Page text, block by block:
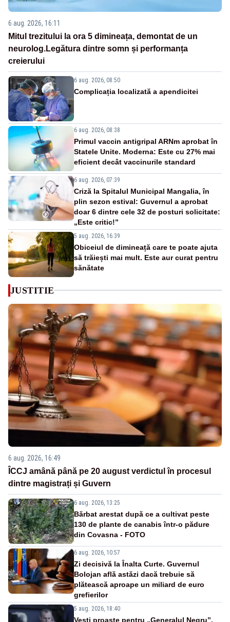
6 aug. 2026, 16:11
Mitul trezitului la ora 5 dimineața, demontat de un
neurolog.Legătura dintre somn și performanța
creierului
6 aug. 2026, 08:50
Complicația localizată a apendicitei
6 aug. 2026, 08:38
Primul vaccin antigripal ARNm aprobat în
Statele Unite. Moderna: Este cu 27% mai
eficient decât vaccinurile standard
6 aug. 2026, 07:39
Criză la Spitalul Municipal Mangalia, în
plin sezon estival: Guvernul a aprobat
doar 6 dintre cele 32 de posturi solicitate:
„Este critic!”
5 aug. 2026, 16:39
Obiceiul de dimineață care te poate ajuta
să trăiești mai mult. Este aur curat pentru
sănătate
JUSTITIE
6 aug. 2026, 16:49
ÎCCJ amână până pe 20 august verdictul în procesul
dintre magistrați și Guvern
6 aug. 2026, 13:25
Bărbat arestat după ce a cultivat peste
130 de plante de canabis într-o pădure
din Covasna - FOTO
6 aug. 2026, 10:57
Zi decisivă la Înalta Curte. Guvernul
Bolojan află astăzi dacă trebuie să
plătească aproape un miliard de euro
grefierilor
5 aug. 2026, 18:40
Vești proaste pentru „Generalul Negru”.